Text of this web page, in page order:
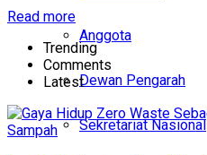
Anggota
Dewan Pengarah
Sekretariat Nasional
Read more
Trending
Comments
Latest